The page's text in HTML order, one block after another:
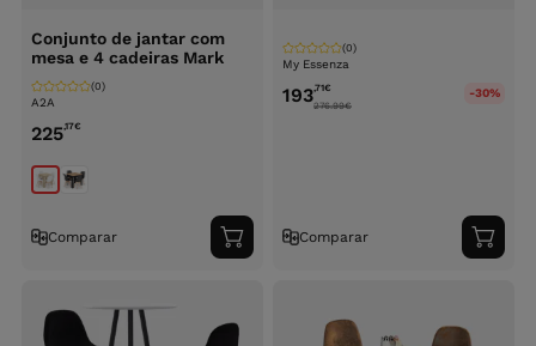
Conjunto de jantar com
mesa e 4 cadeiras Mark
A2A
(0)
225,17€
Comparar
Adicionar
ao
My Essenza
(0)
193,71€
276.99€
-30%
Comparar
ao